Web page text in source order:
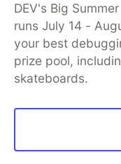
DEV's Big
runs July 14 -
your best
prize pool,
skateboards.
DEV Education
Organization
Free
Code of
Built on
Forem
and